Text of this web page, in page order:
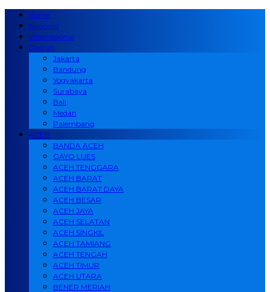
Home
Nasional
Internasional
Daerah
Jakarta
Bandung
Yogyakarta
Surabaya
Bali
Medan
Palembang
ACEH
BANDA ACEH
GAYO LUES
ACEH TENGGARA
ACEH BARAT
ACEH BARAT DAYA
ACEH BESAR
ACEH JAYA
ACEH SELATAN
ACEH SINGKIL
ACEH TAMIANG
ACEH TENGAH
ACEH TIMUR
ACEH UTARA
BENER MERIAH